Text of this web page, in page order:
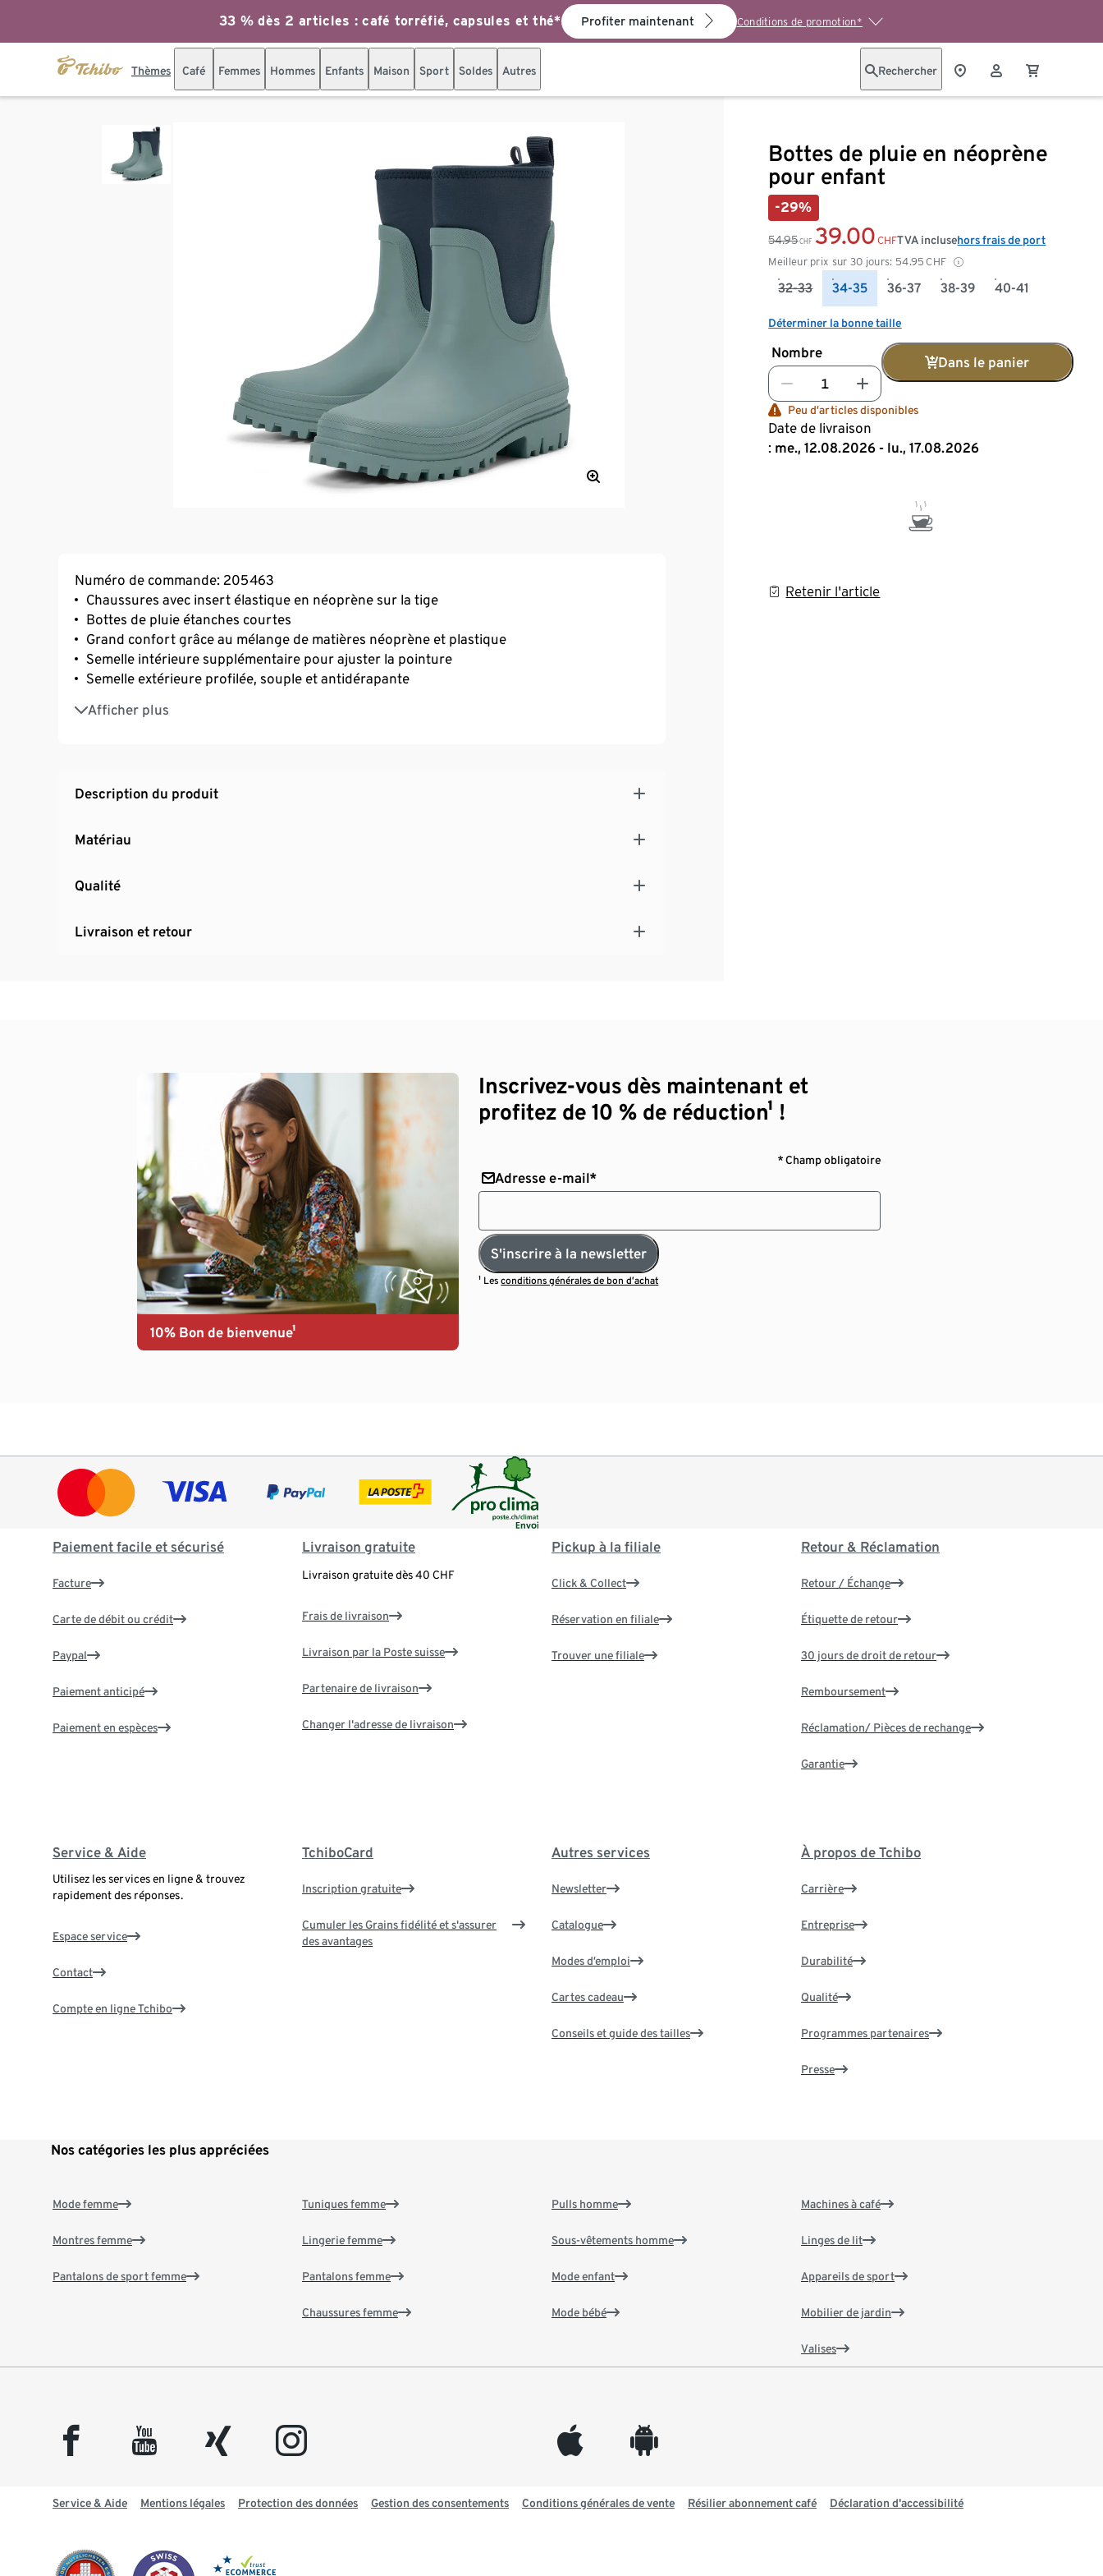
33 % dès 2 articles : café torréfié, capsules et thé* Profiter maintenant Conditions de promotion*
Thèmes Café Femmes Hommes Enfants Maison Sport Soldes Autres Rechercher
Bottes de pluie en néoprène
pour enfant
-29%
54.95 CHF 39.00 CHF
Meilleur prix sur 30 jours: 54.95 CHF
TVA inclusehors frais de port
32-33 34-35 36-37 38-39 40-41
Déterminer la bonne taille
Nombre
Dans le panier
Peu d’articles disponibles
Date de livraison
: me., 12.08.2026 - lu., 17.08.2026
Retenir l'article
Numéro de commande: 205463
Chaussures avec insert élastique en néoprène sur la tige
Bottes de pluie étanches courtes
Grand confort grâce au mélange de matières néoprène et plastique
Semelle intérieure supplémentaire pour ajuster la pointure
Semelle extérieure profilée, souple et antidérapante
Afficher plus
Aide à l’enfilage sur la tige
Description du produit
Matériau
Qualité
Livraison et retour
10% Bon de bienvenue¹
Inscrivez-vous dès maintenant et
profitez de 10 % de réduction¹ !
* Champ obligatoire
Adresse e-mail*
S'inscrire à la newsletter
¹ Lesconditions générales de bon d’achat
Paiement facile et sécurisé
Facture
Carte de débit ou crédit
Paypal
Paiement anticipé
Paiement en espèces
Livraison gratuite
Livraison gratuite dès 40 CHF
Frais de livraison
Livraison par la Poste suisse
Partenaire de livraison
Changer l'adresse de livraison
Pickup à la filiale
Click & Collect
Réservation en filiale
Trouver une filiale
Retour & Réclamation
Retour / Échange
Étiquette de retour
30 jours de droit de retour
Remboursement
Réclamation/ Pièces de rechange
Garantie
Service & Aide
Utilisez les services en ligne & trouvez
rapidement des réponses.
Espace service
Contact
Compte en ligne Tchibo
TchiboCard
Inscription gratuite
Cumuler les Grains fidélité et s'assurer
des avantages
Autres services
Newsletter
Catalogue
Modes d’emploi
Cartes cadeau
Conseils et guide des tailles
À propos de Tchibo
Carrière
Entreprise
Durabilité
Qualité
Programmes partenaires
Presse
Nos catégories les plus appréciées
Mode femme
Montres femme
Pantalons de sport femme
Tuniques femme
Lingerie femme
Pantalons femme
Chaussures femme
Pulls homme
Sous-vêtements homme
Mode enfant
Mode bébé
Machines à café
Linges de lit
Appareils de sport
Mobilier de jardin
Valises
facebook youtube xing instagram appleinc android
Service & Aide Mentions légales Protection des données Gestion des consentements Conditions générales de vente Résilier abonnement café Déclaration d'accessibilité